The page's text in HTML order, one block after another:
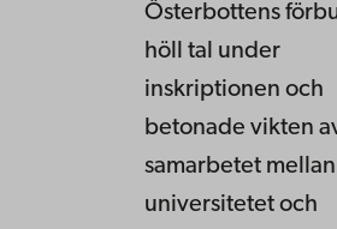
Österbottens
höll tal under
inskriptionen och
betonade vikten
samarbetet mellan
universitetet och